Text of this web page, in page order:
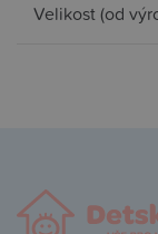
Velikost (od